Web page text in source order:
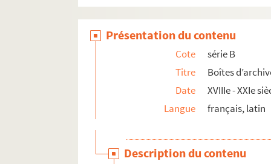
Présentation du contenu
Cote
série B
Titre
Boîtes
Date
XVIIIe - XXIe
Langue
français, latin
Description du contenu